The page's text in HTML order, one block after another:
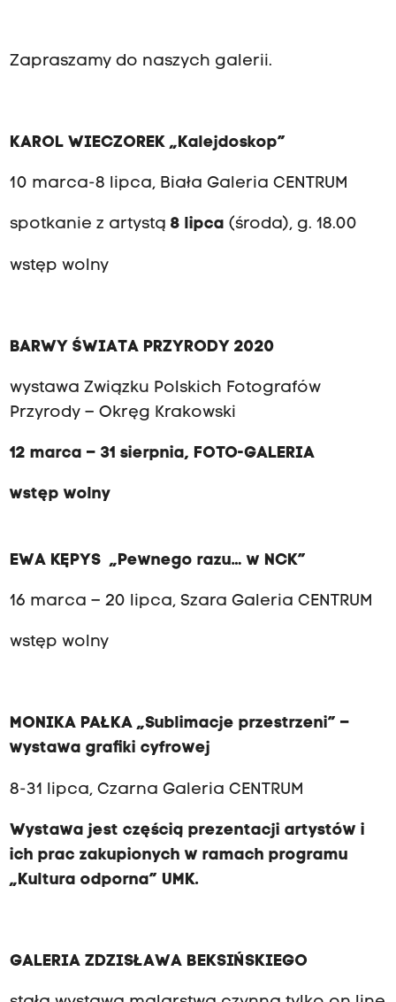
Zapraszamy do naszych galerii.
KAROL WIECZOREK „Kalejdoskop”
10 marca-8 lipca, Biała Galeria CENTRUM
spotkanie z artystą 8 lipca (środa), g. 18.00
wstęp wolny
BARWY ŚWIATA PRZYRODY 2020
wystawa Związku Polskich Fotografów
Przyrody – Okręg Krakowski
12 marca – 31 sierpnia, FOTO-GALERIA
wstęp wolny
EWA KĘPYS „Pewnego razu… w NCK”
16 marca – 20 lipca, Szara Galeria CENTRUM
wstęp wolny
MONIKA PAŁKA „Sublimacje przestrzeni” –
wystawa grafiki cyfrowej
8-31 lipca, Czarna Galeria CENTRUM
Wystawa jest częścią prezentacji artystów i
ich prac zakupionych w ramach programu
„Kultura odporna” UMK.
GALERIA ZDZISŁAWA BEKSIŃSKIEGO